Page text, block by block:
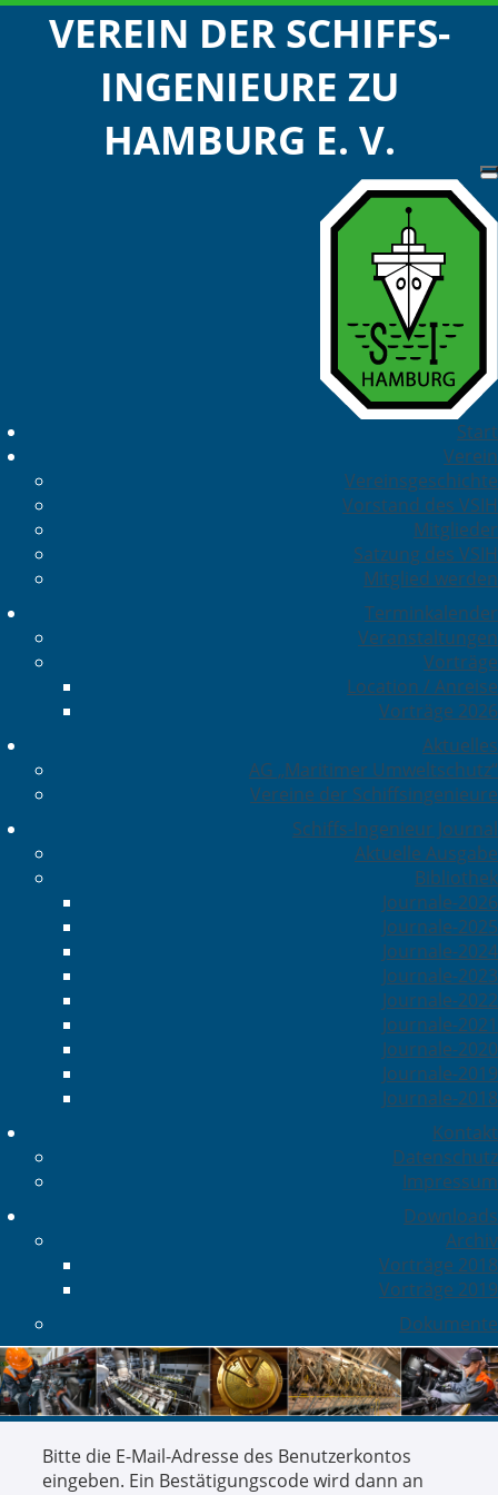
VEREIN DER SCHIFFS-
INGENIEURE ZU
HAMBURG E. V.
Start
Verein
Vereinsgeschichte
Vorstand des VSIH
Mitglieder
Satzung des VSIH
Mitglied werden
Terminkalender
Veranstaltungen
Vorträge
Location / Anreise
Vorträge 2026
Aktuelles
AG „Maritimer Umweltschutz“
Vereine der Schiffsingenieure
Schiffs-Ingenieur Journal
Aktuelle Ausgabe
Bibliothek
Journale-2026
Journale-2025
Journale-2024
Journale-2023
Journale-2022
Journale-2021
Journale-2020
Journale-2019
Journale-2018
Kontakt
Datenschutz
Impressum
Downloads
Archiv
Vorträge 2018
Vorträge 2019
Dokumente
Bitte die E-Mail-Adresse des Benutzerkontos
eingeben. Ein Bestätigungscode wird dann an